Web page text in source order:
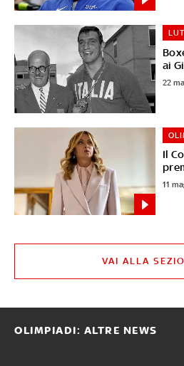
ai
22
Il
11
VAI ALLA
OLIMPIADI: ALTRE NEWS